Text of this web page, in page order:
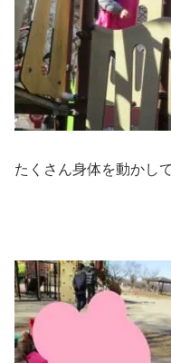
たくさん身体を動かし